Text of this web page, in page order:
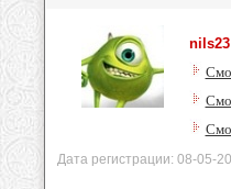
nils23
Дата регистрации: 08-